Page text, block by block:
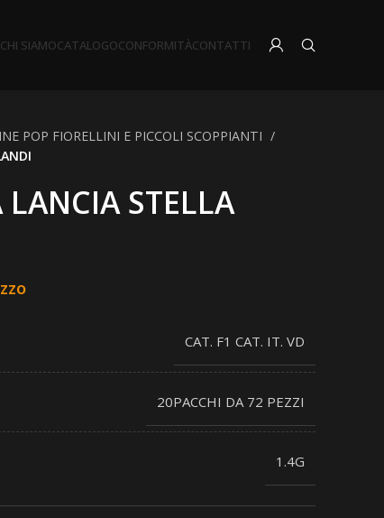
CHI SIAMOCATALOGOCONFORMITÀCONTATTI
POP FIORELLINI E PICCOLI SCOPPIANTI
STELLA
CAT. F1 CAT. IT. VD
20PACCHI DA 72 PEZZI
1.4G